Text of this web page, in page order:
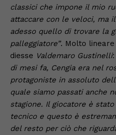
classici che impone il mio
attaccare con le veloci, ma
adesso quello di trovare la
palleggiatore”. Molto
diesse Valdemaro Gustinelli:
di mesi fa, Cengia era nel
protagoniste in assoluto
quale siamo passati anche
stagione. Il giocatore è
tecnico e questo è
del resto per ciò che